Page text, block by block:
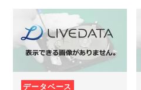
データベース